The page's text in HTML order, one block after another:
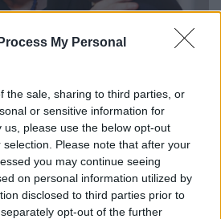
My Personal
the sale, sharing to third parties, or
or sensitive information for
please use the below opt-out
Please note that after your
you may continue seeing
on personal information utilized by
disclosed to third parties prior to
opt-out of the further
στη Μέρκελ, ο Μακρόν…
Βερολίνο